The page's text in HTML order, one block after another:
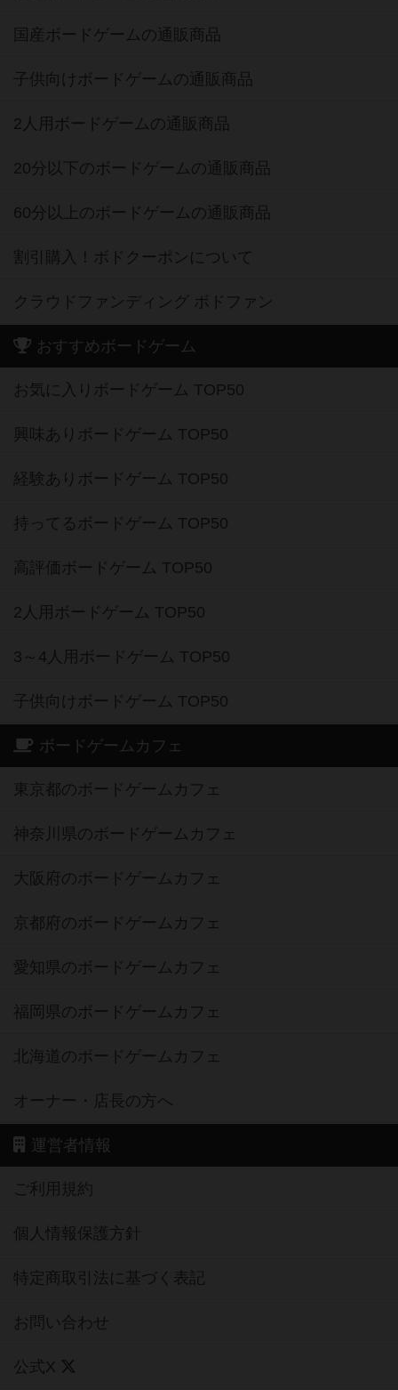
国産ボードゲームの通販商品
子供向けボードゲームの通販商品
2人用ボードゲームの通販商品
20分以下のボードゲームの通販商品
60分以上のボードゲームの通販商品
割引購入！ボドクーポンについて
クラウドファンディング ボドファン
おすすめボードゲーム
お気に入りボードゲーム TOP50
興味ありボードゲーム TOP50
経験ありボードゲーム TOP50
持ってるボードゲーム TOP50
高評価ボードゲーム TOP50
2人用ボードゲーム TOP50
3～4人用ボードゲーム TOP50
子供向けボードゲーム TOP50
ボードゲームカフェ
東京都のボードゲームカフェ
神奈川県のボードゲームカフェ
大阪府のボードゲームカフェ
京都府のボードゲームカフェ
愛知県のボードゲームカフェ
福岡県のボードゲームカフェ
北海道のボードゲームカフェ
オーナー・店長の方へ
運営者情報
ご利用規約
個人情報保護方針
特定商取引法に基づく表記
お問い合わせ
公式X